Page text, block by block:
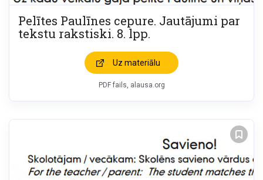
Pelītes Paulīnes cepure. Jautājumi par
tekstu rakstiski. 8. lpp.
Uz materiālu
PDF fails, alausa.org